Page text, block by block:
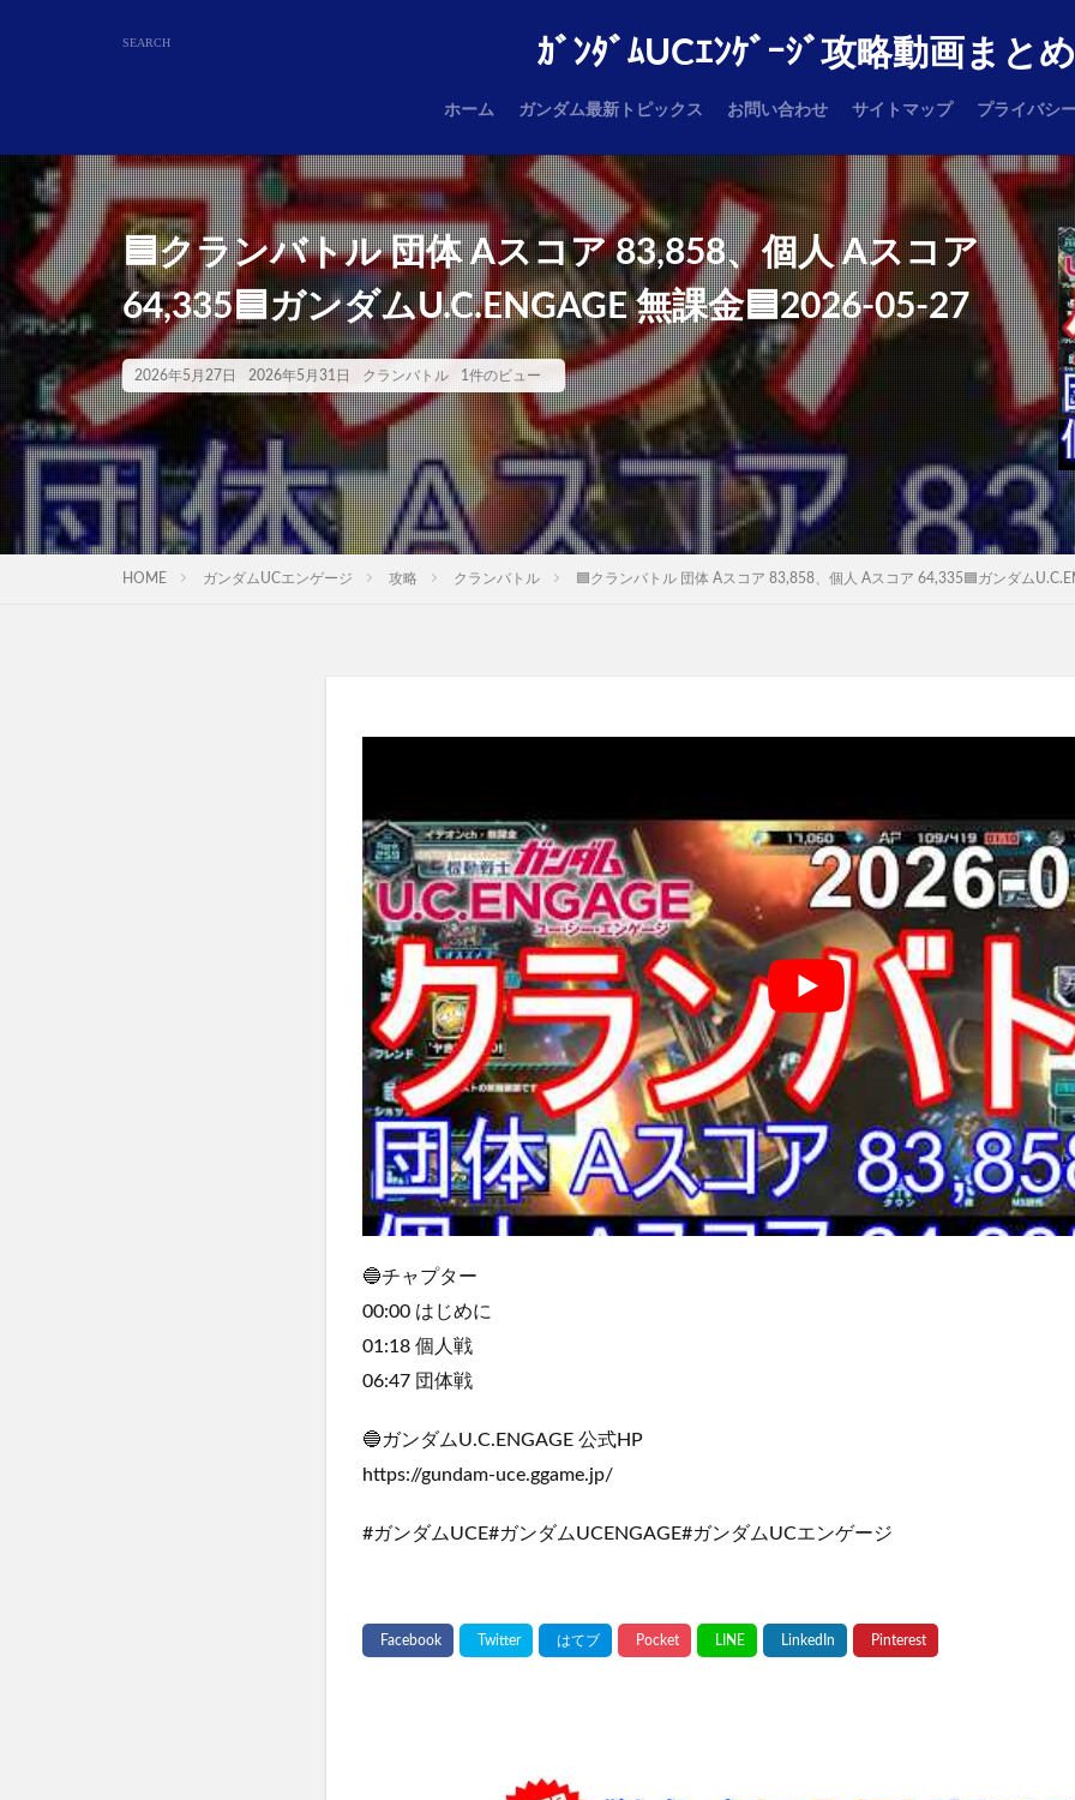
ｶﾞﾝﾀﾞﾑUCｴﾝｹﾞｰｼﾞ攻略動画まとめ
ホーム ガンダム最新トピックス お問い合わせ サイトマップ プライバシ
🟦クランバトル 団体 Aスコア 83,858、個人 Aスコア
64,335🟦ガンダムU.C.ENGAGE 無課金🟦2026-05-27
2026年5月27日 2026年5月31日 クランバトル 1件のビュー
HOME ガンダムUCエンゲージ 攻略 クランバトル 🟦クランバトル 団体 Aスコア 83,858、個人 Aスコア 64,335🟦ガンダム
🔵チャプター
00:00 はじめに
01:18 個人戦
06:47 団体戦
🔵ガンダムU.C.ENGAGE 公式HP
https://gundam-uce.ggame.jp/
#ガンダムUCE#ガンダムUCENGAGE#ガンダムUCエンゲージ